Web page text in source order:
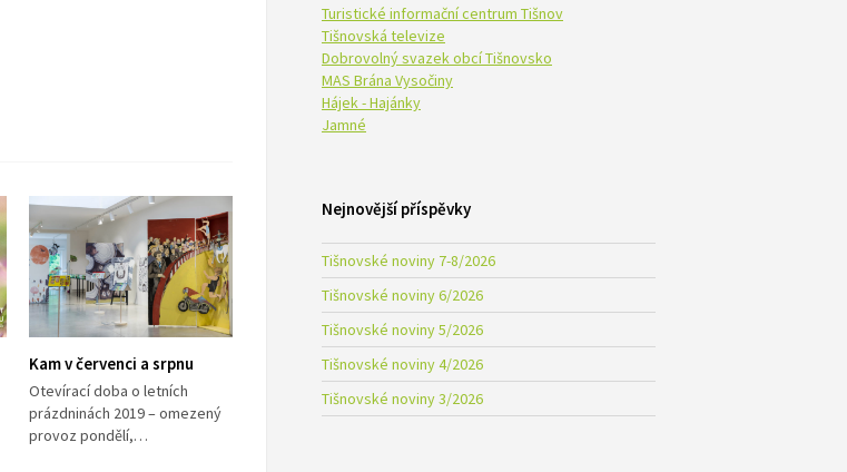
Kam v červenci a srpnu
Otevírací doba o letních
prázdninách 2019 – omezený
provoz pondělí,…
Turistické informační centrum Tišnov
Tišnovská televize
Dobrovolný svazek obcí Tišnovsko
MAS Brána Vysočiny
Hájek - Hajánky
Jamné
Nejnovější příspěvky
Tišnovské noviny 7-8/2026
Tišnovské noviny 6/2026
Tišnovské noviny 5/2026
Tišnovské noviny 4/2026
Tišnovské noviny 3/2026